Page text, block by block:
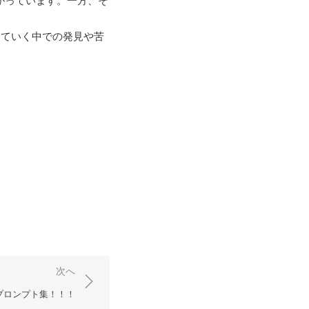
いく中での発見や苦
次へ
ロンプト集！！！